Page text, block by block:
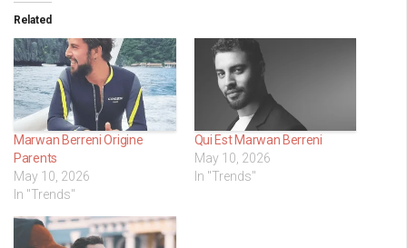
Related
Marwan Berreni Origine
Parents
May 10, 2026
In "Trends"
Qui Est Marwan Berreni
May 10, 2026
In "Trends"